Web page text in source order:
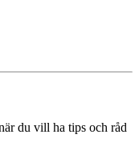
du vill ha tips och råd